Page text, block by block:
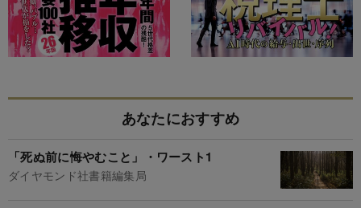
あなたにおすすめ
「死ぬ前に悔やむこと」・ワースト1
ダイヤモンド社書籍編集局